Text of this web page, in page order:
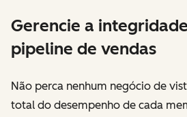
Gerencie a
pipeline de vendas
Não perca nenhum negócio de
total do desempenho de cada